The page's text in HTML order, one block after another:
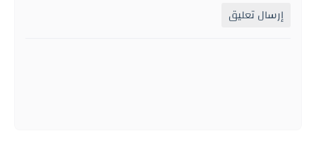
إرسال تعليق